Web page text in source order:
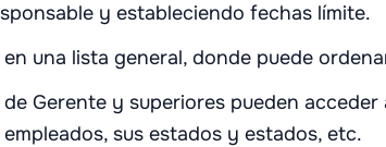
y estableciendo fechas límite.
una lista general, donde puede
Gerente y superiores pueden
sus estados y estados, etc.